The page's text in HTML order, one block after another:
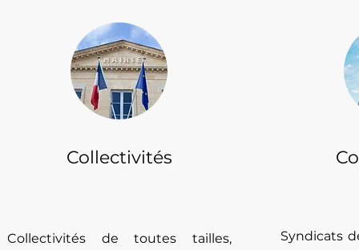
Collectivités
Collectivités de toutes tailles,
Syndicats